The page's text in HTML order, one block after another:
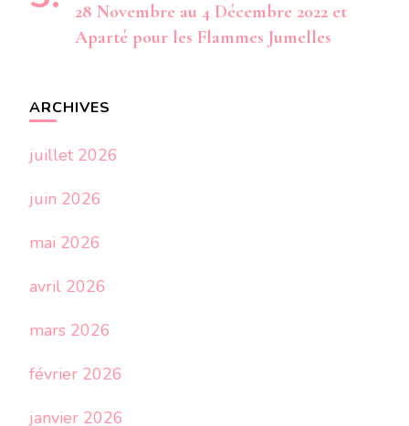
28 Novembre au 4 Décembre 2022 et
Aparté pour les Flammes Jumelles
ARCHIVES
juillet 2026
juin 2026
mai 2026
avril 2026
mars 2026
février 2026
janvier 2026